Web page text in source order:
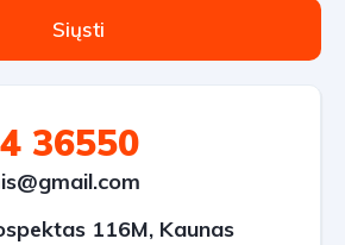
Siųsti
36550
116M, Kaunas